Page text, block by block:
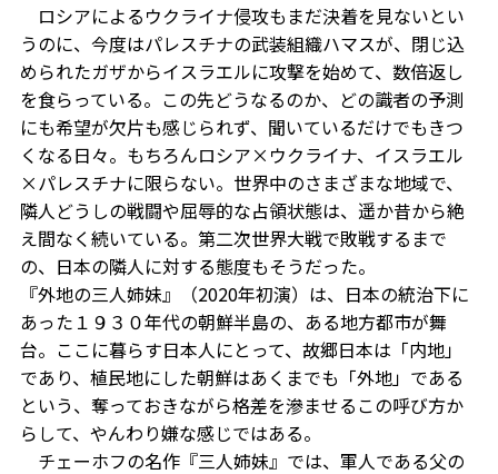
ロシアによるウクライナ侵攻もまだ決着を見ないとい
うのに、今度はパレスチナの武装組織ハマスが、閉じ込
められたガザからイスラエルに攻撃を始めて、数倍返し
を食らっている。この先どうなるのか、どの識者の予測
にも希望が欠片も感じられず、聞いているだけでもきつ
くなる日々。もちろんロシア×ウクライナ、イスラエル
×パレスチナに限らない。世界中のさまざまな地域で、
隣人どうしの戦闘や屈辱的な占領状態は、遥か昔から絶
え間なく続いている。第二次世界大戦で敗戦するまで
の、日本の隣人に対する態度もそうだった。
『外地の三人姉妹』（2020年初演）は、日本の統治下に
あった１９３０年代の朝鮮半島の、ある地方都市が舞
台。ここに暮らす日本人にとって、故郷日本は「内地」
であり、植民地にした朝鮮はあくまでも「外地」である
という、奪っておきながら格差を滲ませるこの呼び方か
らして、やんわり嫌な感じではある。
チェーホフの名作『三人姉妹』では、軍人である父の